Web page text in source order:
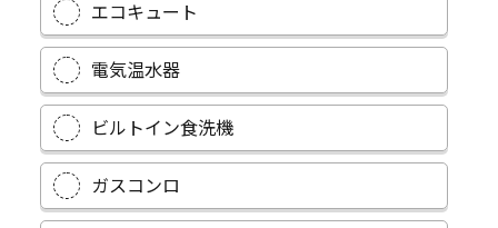
エコキュート
電気温水器
ビルトイン食洗機
ガスコンロ